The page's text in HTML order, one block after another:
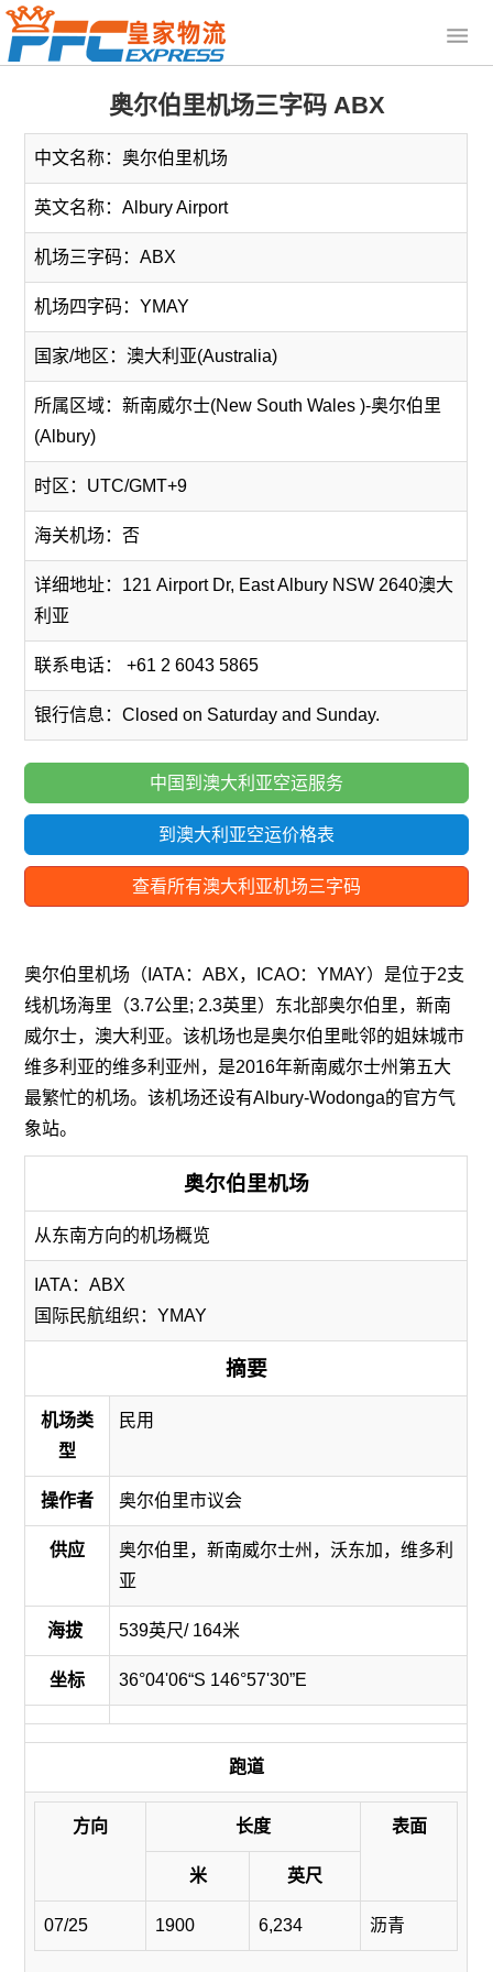
奥尔伯里机场三字码 ABX
中文名称：奥尔伯里机场
英文名称：Albury Airport
机场三字码：ABX
机场四字码：YMAY
国家/地区：澳大利亚(Australia)
所属区域：新南威尔士(New South Wales )-奥尔伯里
(Albury)
时区：UTC/GMT+9
海关机场：否
详细地址：121 Airport Dr, East Albury NSW 2640澳大
利亚
联系电话： +61 2 6043 5865
银行信息：Closed on Saturday and Sunday.
中国到澳大利亚空运服务
到澳大利亚空运价格表
查看所有澳大利亚机场三字码
奥尔伯里机场（IATA：ABX，ICAO：YMAY）是位于2支
线机场海里（3.7公里; 2.3英里）东北部奥尔伯里，新南
威尔士，澳大利亚。该机场也是奥尔伯里毗邻的姐妹城市
维多利亚的维多利亚州，是2016年新南威尔士州第五大
最繁忙的机场。该机场还设有Albury-Wodonga的官方气
象站。
奥尔伯里机场
从东南方向的机场概览
IATA：ABX
国际民航组织：YMAY
摘要
机场类
型
民用
操作者 奥尔伯里市议会
供应
奥尔伯里，新南威尔士州，沃东加，维多利
亚
海拔 539英尺/ 164米
坐标 36°04'06“S 146°57'30”E
跑道
方向 长度 表面
米 英尺
07/25 1900 6,234 沥青